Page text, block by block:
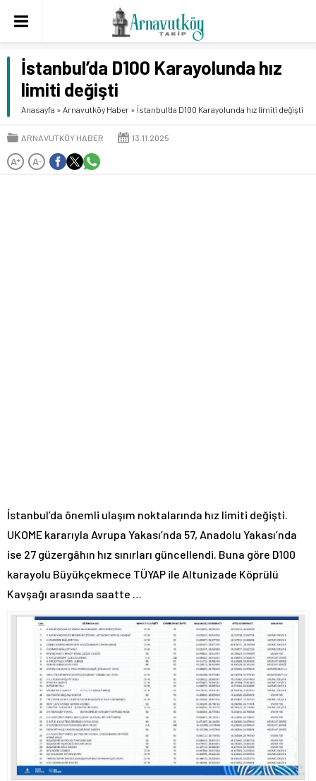
İstanbul’da D100 Karayolunda hız
limiti değişti
Anasayfa » Arnavutköy Haber » İstanbul’da D100 Karayolunda hız limiti değişti
ARNAVUTKÖY HABER 13.11.2025
A+ A-
İstanbul’da önemli ulaşım noktalarında hız limiti değişti.
UKOME kararıyla Avrupa Yakası’nda 57, Anadolu Yakası’nda
ise 27 güzergâhın hız sınırları güncellendi. Buna göre D100
karayolu Büyükçekmece TÜYAP ile Altunizade Köprülü
Kavşağı arasında saatte …